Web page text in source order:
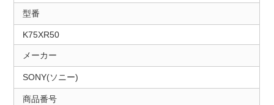
型番
K75XR50
メーカー
SONY(ソニー)
商品番号